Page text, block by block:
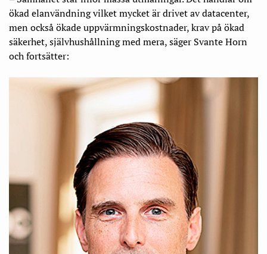
ökad elanvändning vilket mycket är drivet av datacenter,
men också ökade uppvärmningskostnader, krav på ökad
säkerhet, självhushållning med mera, säger Svante Horn
och fortsätter: